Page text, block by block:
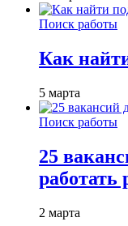
Поиск работы
Как
5 марта
Поиск работы
25
работать
2 марта